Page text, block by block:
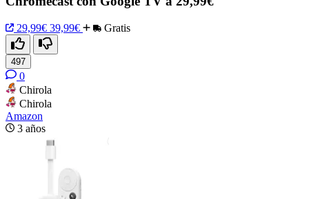
29,99€ 39,99€ Gratis
497
0
Chirola
Chirola
Amazon
3 años